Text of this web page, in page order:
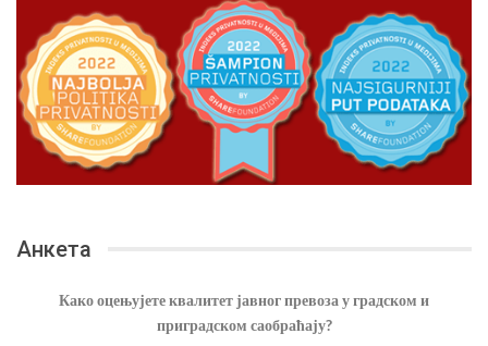
Анкета
Како оцењујете квалитет јавног превоза у градском и
приградском саобраћају?